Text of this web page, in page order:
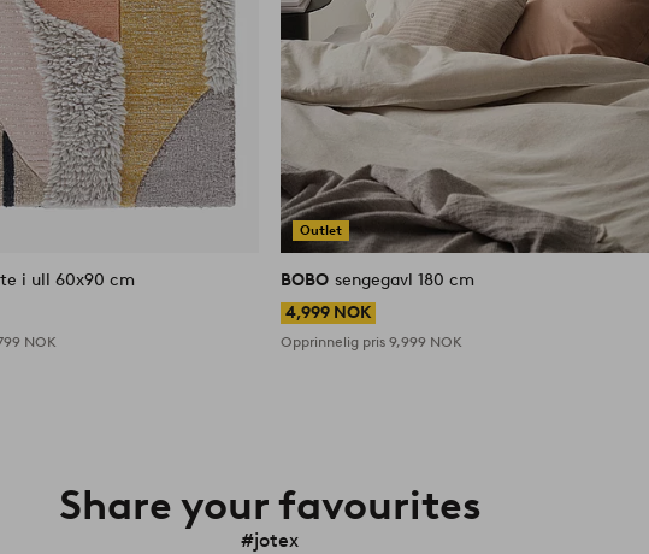
i ull 60x90 cm
NOK
Outlet
BOBO sengegavl 180 cm
4,999 NOK
Opprinnelig pris9,999 NOK
Share your favourites
#jotex